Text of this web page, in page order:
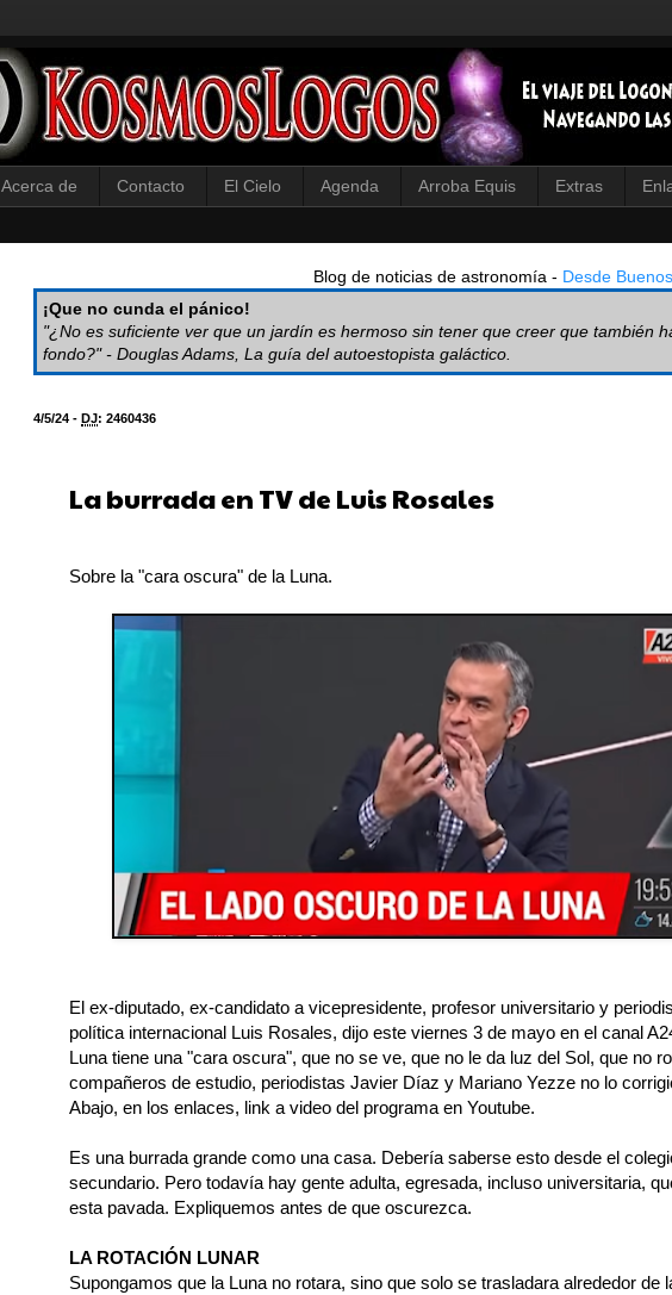
Acerca de Contacto El Cielo Agenda Arroba Equis Extras
Blog de noticias de astronomía - Desde
¡Que no cunda el pánico!
"¿No es suficiente ver que un jardín es hermoso sin tener que creer que también
fondo?" - Douglas Adams, La guía del autoestopista galáctico.
4/5/24 - DJ: 2460436
La burrada en TV de Luis Rosales
Sobre la "cara oscura" de la Luna.
El ex-diputado, ex-candidato a vicepresidente, profesor universitario y
política internacional Luis Rosales, dijo este viernes 3 de mayo en el canal
Luna tiene una "cara oscura", que no se ve, que no le da luz del Sol, que no
compañeros de estudio, periodistas Javier Díaz y Mariano Yezze no lo
Abajo, en los enlaces, link a video del programa en Youtube.
Es una burrada grande como una casa. Debería saberse esto desde el
secundario. Pero todavía hay gente adulta, egresada, incluso universitaria,
esta pavada. Expliquemos antes de que oscurezca.
LA ROTACIÓN LUNAR
Supongamos que la Luna no rotara, sino que solo se trasladara alrededor de